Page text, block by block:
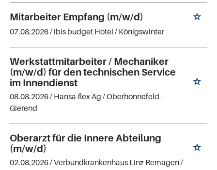
Mitarbeiter Empfang (m/w/d)
07.08.2026 / ibis budget Hotel/ Königswinter
Werkstattmitarbeiter / Mechaniker
(m/w/d) für den technischen Service
im Innendienst
08.08.2026 / Hansa-flex Ag / Oberhonnefeld-
Gierend
Oberarzt für die Innere Abteilung
(m/w/d)
02.08.2026 /Verbundkrankenhaus Linz-Remagen/